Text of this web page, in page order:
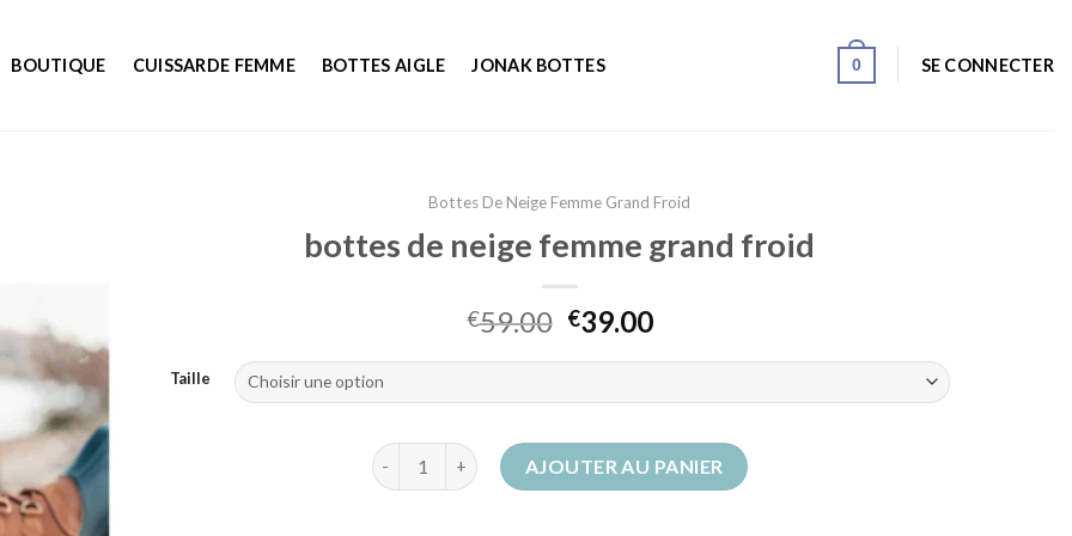
BOUTIQUE CUISSARDE FEMME BOTTES AIGLE JONAK BOTTES 0 SE CONNECTER
Bottes De Neige Femme Grand Froid
bottes de neige femme grand froid
€59.00 €39.00
Taille
quantité de bottes de neige femme grand froid
AJOUTER AU PANIER